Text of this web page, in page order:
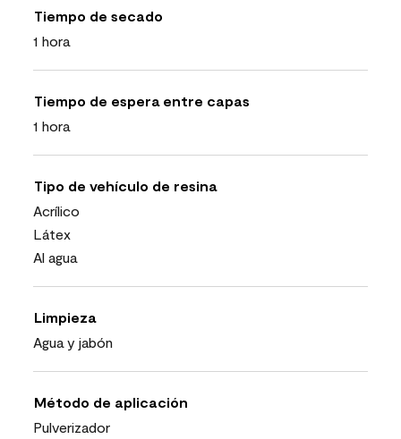
Tiempo de secado
1 hora
Tiempo de espera entre capas
1 hora
Tipo de vehículo de resina
Acrílico
Látex
Al agua
Limpieza
Agua y jabón
Método de aplicación
Pulverizador